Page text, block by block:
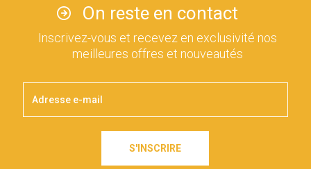
On reste en contact
Inscrivez-vous et recevez en exclusivité nos
meilleures offres et nouveautés
S'INSCRIRE